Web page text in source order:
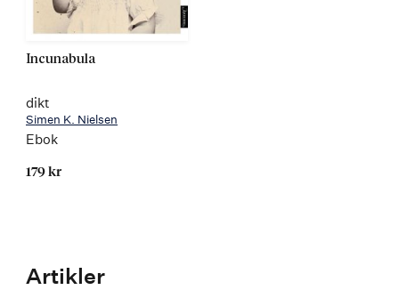
Incunabula
dikt
Simen K. Nielsen
Ebok
179 kr
Artikler